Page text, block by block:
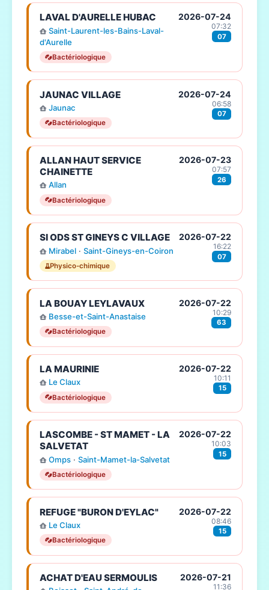
LAVAL D'AURELLE HUBAC
Saint-Laurent-les-Bains-Laval-
d'Aurelle
Bactériologique
2026-07-24
07:32
07
JAUNAC VILLAGE
Jaunac
Bactériologique
2026-07-24
06:58
07
ALLAN HAUT SERVICE
CHAINETTE
Allan
Bactériologique
2026-07-23
07:57
26
SI ODS ST GINEYS C VILLAGE
Mirabel· Saint-Gineys-en-Coiron
Physico-chimique
2026-07-22
16:22
07
LA BOUAY LEYLAVAUX
Besse-et-Saint-Anastaise
Bactériologique
2026-07-22
10:29
63
LA MAURINIE
Le Claux
Bactériologique
2026-07-22
10:11
15
LASCOMBE - ST MAMET - LA
SALVETAT
Omps· Saint-Mamet-la-Salvetat
Bactériologique
2026-07-22
10:03
15
REFUGE "BURON D'EYLAC"
Le Claux
Bactériologique
2026-07-22
08:46
15
ACHAT D'EAU SERMOULIS 2026-07-21
11:36